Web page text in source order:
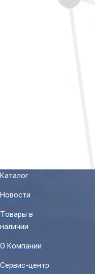
Каталог
Новости
Товары в
наличии
О Компании
Сервис-центр